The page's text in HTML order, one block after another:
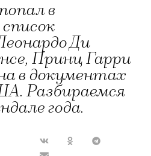
в
Ди
Принц Гарри
в документах
Разбираемся
года.